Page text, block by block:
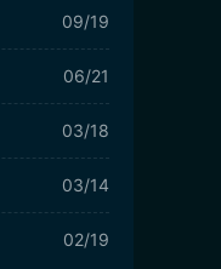
09/19
06/21
03/18
03/14
02/19